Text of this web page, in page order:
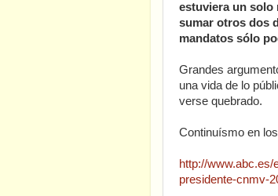
estuviera un solo
sumar otros dos
mandatos sólo
Grandes
una vida de lo
verse quebrado.
Continuísmo en
http://
presidente-cnmv-